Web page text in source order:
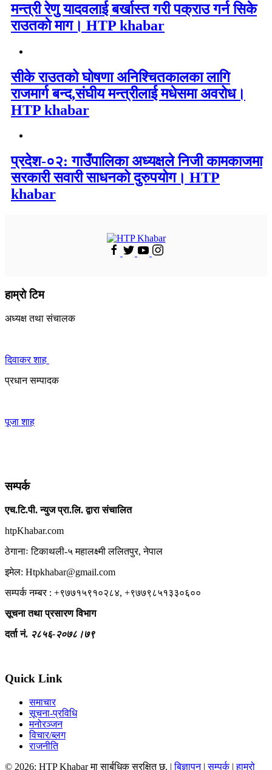
मन्त्री रेणु यादवलाई बर्खास्त गरी पक्राउ गर्न सिके
राउतकाे माग। HTP khabar
सीके राउतको घोषणा अनिश्चितकालका लागि
राजमार्ग बन्द,संघीय मन्त्रीलाई मधेसमा अवरोध।
HTP khabar
प्रदेश-०२: गाउँपालिका अध्यक्षले निजी कामकाजमा
सरकारी सवारी साधनको दुरुपयोग। HTP
khabar
हाम्रो टिम
अध्यक्ष तथा संचालक
दिवाकर शाह
प्रधान सम्पादक
पूजा शाह
सम्पर्क
एच.टि.पी. न्युज प्रा.लि. द्वारा संचालित
htpKhabar.com
ठेगानाः टिकाथली-५ महालक्ष्मी ललितपुर, नेपाल
इमेल: Htpkhabar@gmail.com
सम्पर्क नम्बर : +९७७१५९१०२८४, +९७७९८५१३३०६००
सूचना तथा प्रसारण विभाग
दर्ता नं. २८५६-२०७८।७९
Quick Link
समाचार
सूचना-प्रविधि
मनोरञ्जन
विचार/ब्लग
राजनीति
© 2026: HTP Khabar मा सार्बधिक सुरक्षित छ. |बिज्ञापन|सम्पर्क |हाम्रो